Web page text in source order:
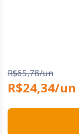
R$65,78/un
R$24,34/un